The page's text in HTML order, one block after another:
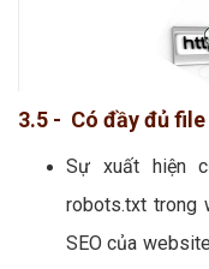
3.5 - Có đầy đủ
Sự xuất hiện
robots.txt trong
SEO của